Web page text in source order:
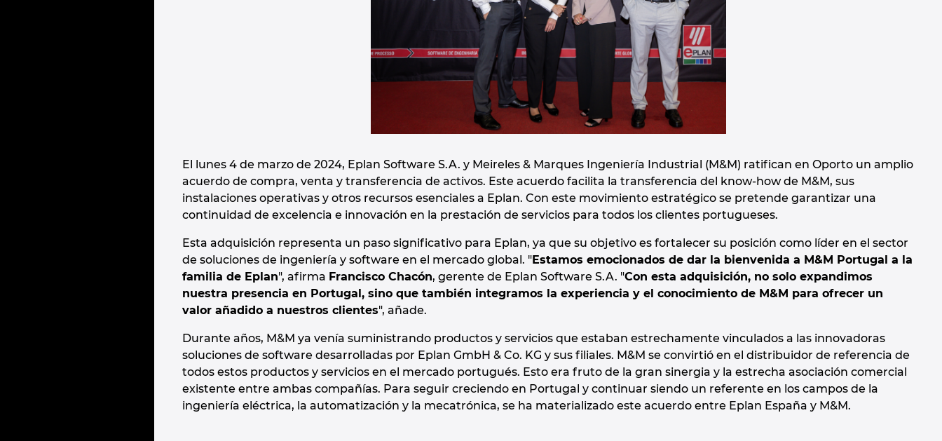
El lunes 4 de marzo de 2024, Eplan Software S.A. y Meireles & Marques Ingeniería Industrial (M&M) ratifican en Oporto un amplio
acuerdo de compra, venta y transferencia de activos. Este acuerdo facilita la transferencia del know-how de M&M, sus
instalaciones operativas y otros recursos esenciales a Eplan. Con este movimiento estratégico se pretende garantizar una
continuidad de excelencia e innovación en la prestación de servicios para todos los clientes portugueses.
Esta adquisición representa un paso significativo para Eplan, ya que su objetivo es fortalecer su posición como líder en el sector
de soluciones de ingeniería y software en el mercado global. "Estamos emocionados de dar la bienvenida a M&M Portugal a la
familia de Eplan", afirma Francisco Chacón, gerente de Eplan Software S.A. "Con esta adquisición, no solo expandimos
nuestra presencia en Portugal, sino que también integramos la experiencia y el conocimiento de M&M para ofrecer un
valor añadido a nuestros clientes", añade.
Durante años, M&M ya venía suministrando productos y servicios que estaban estrechamente vinculados a las innovadoras
soluciones de software desarrolladas por Eplan GmbH & Co. KG y sus filiales. M&M se convirtió en el distribuidor de referencia de
todos estos productos y servicios en el mercado portugués. Esto era fruto de la gran sinergia y la estrecha asociación comercial
existente entre ambas compañías. Para seguir creciendo en Portugal y continuar siendo un referente en los campos de la
ingeniería eléctrica, la automatización y la mecatrónica, se ha materializado este acuerdo entre Eplan España y M&M.